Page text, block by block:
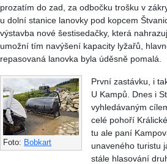
prozatím do zad, za odbočku trošku v
u dolní stanice lanovky pod kopcem
výstavba nové šestisedačky, která
umožní tím navýšení kapacity lyžařů,
repasovaná lanovka byla úděsně pomalá.
Foto: Bobkart
První zastávku, i
U Kampů. Dnes i
vyhledávaným
celé pohoří
tu ale paní
unaveného turistu
stále hlasování